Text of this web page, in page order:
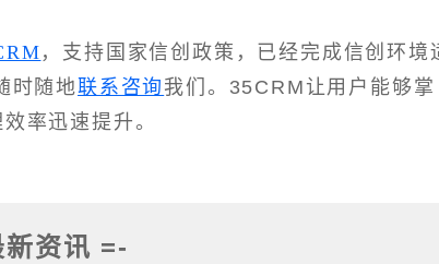
，支持国家信创政策，已经完成信创环境
时随地联系咨询 我们。35CRM让用户能够掌
率迅速提升。
资讯 =-